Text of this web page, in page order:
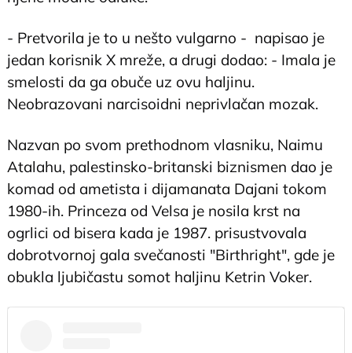
- Pretvorila je to u nešto vulgarno - napisao je
jedan korisnik X mreže, a drugi dodao: - Imala je
smelosti da ga obuče uz ovu haljinu.
Neobrazovani narcisoidni neprivlačan mozak.
Nazvan po svom prethodnom vlasniku, Naimu
Atalahu, palestinsko-britanski biznismen dao je
komad od ametista i dijamanata Dajani tokom
1980-ih. Princeza od Velsa je nosila krst na
ogrlici od bisera kada je 1987. prisustvovala
dobrotvornoj gala svečanosti "Birthright", gde je
obukla ljubičastu somot haljinu Ketrin Voker.